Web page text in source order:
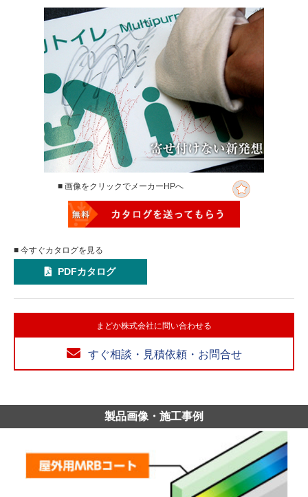
■ 画像をクリックでメーカーHPへ
■ 今すぐカタログを見る
PDFカタログ
まどか株式会社に問い合わせる
すぐ相談・見積依頼・お問合せ
製品画像・施工事例